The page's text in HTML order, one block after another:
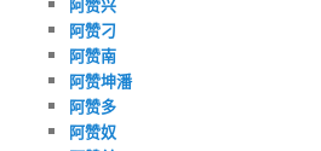
阿赞兴
阿赞刁
阿赞南
阿赞坤潘
阿赞多
阿赞奴